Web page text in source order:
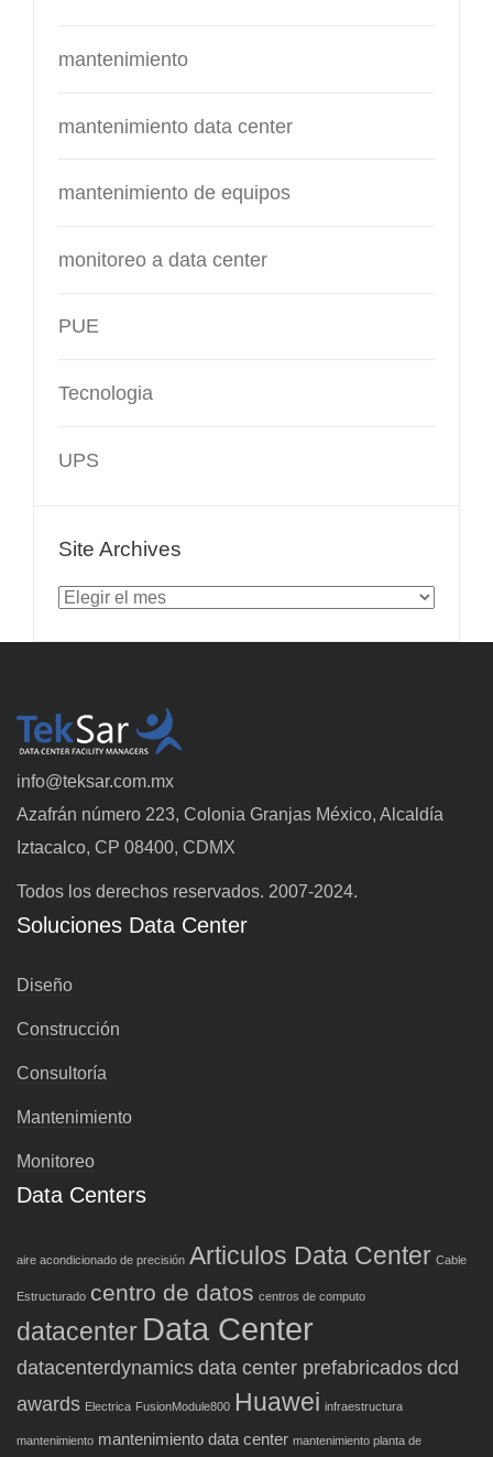
mantenimiento
mantenimiento data center
mantenimiento de equipos
monitoreo a data center
PUE
Tecnologia
UPS
Site Archives
Site
info@teksar.com.mx
Azafrán número 223, Colonia Granjas México, Alcaldía
Iztacalco, CP 08400, CDMX
Todos los derechos reservados. 2007-2024.
Soluciones Data Center
Diseño
Construcción
Consultoría
Mantenimiento
Monitoreo
Data Centers
aire acondicionado de precisión Articulos Data Center Cable
Estructurado centro de datos centros de computo
datacenter Data Center
datacenterdynamicsdata center prefabricadosdcd
awards Electrica FusionModule800 Huawei infraestructura
mantenimiento mantenimiento data center mantenimiento planta de